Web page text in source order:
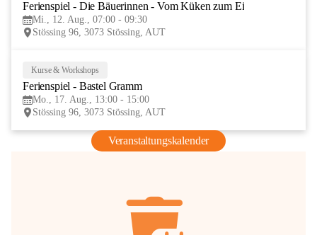
Ferienspiel - Die Bäuerinnen - Vom Küken zum Ei
Mi., 12. Aug., 07:00 - 09:30
Stössing 96, 3073 Stössing, AUT
Kurse & Workshops
Ferienspiel - Bastel Gramm
Mo., 17. Aug., 13:00 - 15:00
Stössing 96, 3073 Stössing, AUT
Veranstaltungskalender